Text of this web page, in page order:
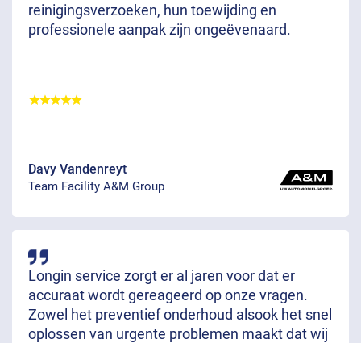
reinigingsverzoeken, hun toewijding en
professionele aanpak zijn ongeëvenaard.
Davy Vandenreyt
Team Facility A&M Group
Longin service zorgt er al jaren voor dat er
accuraat wordt gereageerd op onze vragen.
Zowel het preventief onderhoud alsook het snel
oplossen van urgente problemen maakt dat wij